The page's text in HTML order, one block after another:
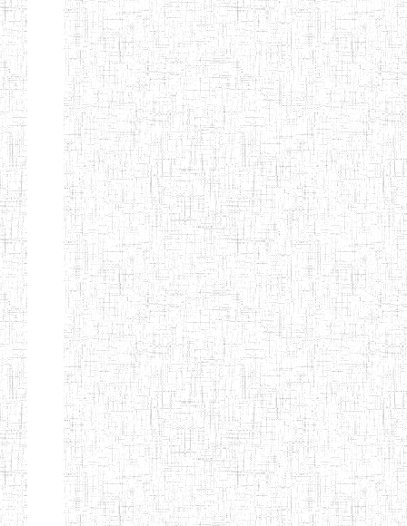
Afficher Page 9 sur 13 Total: 307
Début Préc. 4 5 6 7 8
9
13
Suivant Fin
ENIEG PRIVEE
LAIQUE
PEKEKUE
04/06/2015 ENIEG
Etablissements
d'enseignement
secondaire
technique